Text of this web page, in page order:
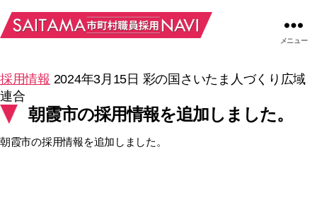
メニュー
採用情報 2024年3月15日 彩の国さいたま人づくり広域
連合
朝霞市の採用情報を追加しました。
朝霞市の採用情報を追加しました。